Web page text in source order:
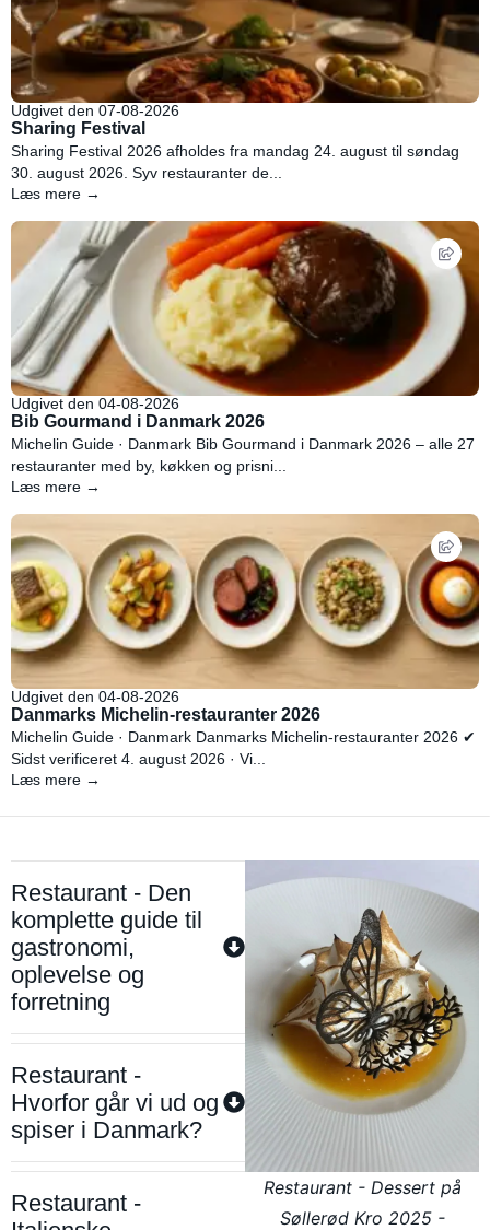
Udgivet den 07-08-2026
Sharing Festival
Sharing Festival 2026 afholdes fra mandag 24. august til søndag
30. august 2026. Syv restauranter de...
Læs mere →
Udgivet den 04-08-2026
Bib Gourmand i Danmark 2026
Michelin Guide · Danmark Bib Gourmand i Danmark 2026 – alle 27
restauranter med by, køkken og prisni...
Læs mere →
Udgivet den 04-08-2026
Danmarks Michelin-restauranter 2026
Michelin Guide · Danmark Danmarks Michelin-restauranter 2026 ✔
Sidst verificeret 4. august 2026 · Vi...
Læs mere →
Restaurant - Den
komplette guide til
gastronomi,
oplevelse og
forretning
Restaurant -
Hvorfor går vi ud og
spiser i Danmark?
Restaurant -
Restaurant - Dessert på
Søllerød Kro 2025 -